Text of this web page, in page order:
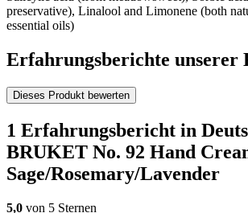
preservative), Linalool and Limonene (both
essential oils)
Erfahrungsberichte unserer
Dieses Produkt bewerten
1 Erfahrungsbericht in
BRUKET No. 92 Hand
Sage/Rosemary/Lavender
5,0 von 5 Sternen